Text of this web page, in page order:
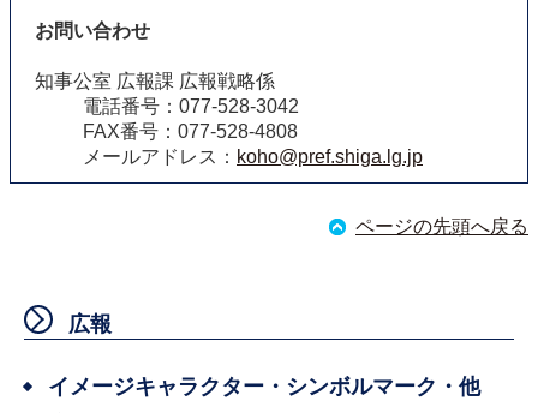
お問い合わせ
知事公室 広報課 広報戦略係
電話番号：077-528-3042
FAX番号：077-528-4808
メールアドレス： koho@pref.shiga.lg.jp
ページの先頭へ戻る
広報
イメージキャラクター・シンボルマーク・他